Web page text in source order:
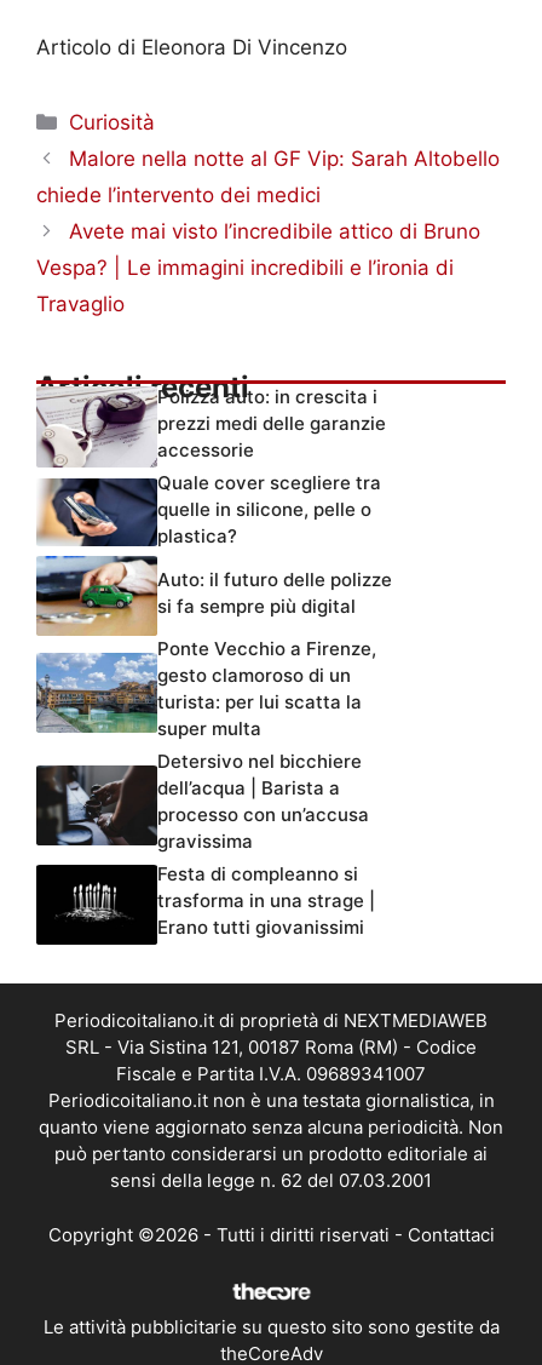
Articolo di Eleonora Di Vincenzo
Categorie
Curiosità
Malore nella notte al GF Vip: Sarah Altobello
chiede l’intervento dei medici
Avete mai visto l’incredibile attico di Bruno
Vespa? | Le immagini incredibili e l’ironia di
Travaglio
Articoli recentiPolizza auto: in crescita i
prezzi medi delle garanzie
accessorie
Quale cover scegliere tra
quelle in silicone, pelle o
plastica?
Auto: il futuro delle polizze
si fa sempre più digital
Ponte Vecchio a Firenze,
gesto clamoroso di un
turista: per lui scatta la
super multa
Detersivo nel bicchiere
dell’acqua | Barista a
processo con un’accusa
gravissima
Festa di compleanno si
trasforma in una strage |
Erano tutti giovanissimi
Periodicoitaliano.it di proprietà di NEXTMEDIAWEB
SRL - Via Sistina 121, 00187 Roma (RM) - Codice
Fiscale e Partita I.V.A. 09689341007
Periodicoitaliano.it non è una testata giornalistica, in
quanto viene aggiornato senza alcuna periodicità. Non
può pertanto considerarsi un prodotto editoriale ai
sensi della legge n. 62 del 07.03.2001
Copyright ©2026 - Tutti i diritti riservati - Contattaci
Le attività pubblicitarie su questo sito sono gestite da
theCoreAdv